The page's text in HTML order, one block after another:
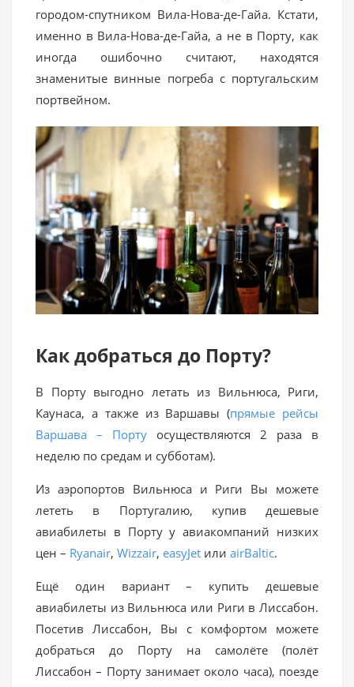
городом-спутником Вила-Нова-де-Гайа. Кстати,
именно в Вила-Нова-де-Гайа, а не в Порту, как
иногда ошибочно считают, находятся
знаменитые винные погреба с португальским
портвейном.
Как добраться до Порту?
В Порту выгодно летать из Вильнюса, Риги,
Каунаса, а также из Варшавы (прямые рейсы
Варшава – Порту осуществляются 2 раза в
неделю по средам и субботам).
Из аэропортов Вильнюса и Риги Вы можете
лететь в Португалию, купив дешевые
авиабилеты в Порту у авиакомпаний низких
цен – Ryanair, Wizzair, easyJet или airBaltic.
Ещё один вариант – купить дешевые
авиабилеты из Вильнюса или Риги в Лиссабон.
Посетив Лиссабон, Вы с комфортом можете
добраться до Порту на самолёте (полёт
Лиссабон – Порту занимает около часа), поезде